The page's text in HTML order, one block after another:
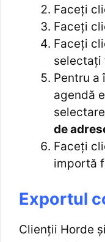
Faceți
Faceți
Faceți
selectați
Pentru a
agendă
selectare
de
Faceți
importă
Exportul
Clienții Horde